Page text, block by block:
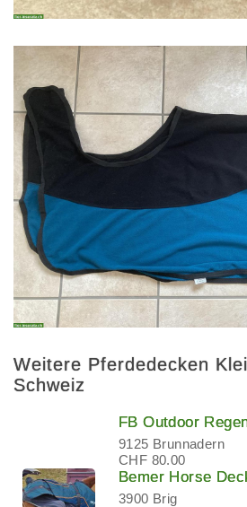
Weitere Pferdedecken
Schweiz
FB Outdoor
9125 Brunnadern
CHF 80.00
Bemer Horse
3900 Brig